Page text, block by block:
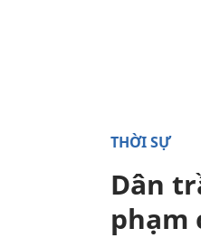
THỜI SỰ
Dân
phạm